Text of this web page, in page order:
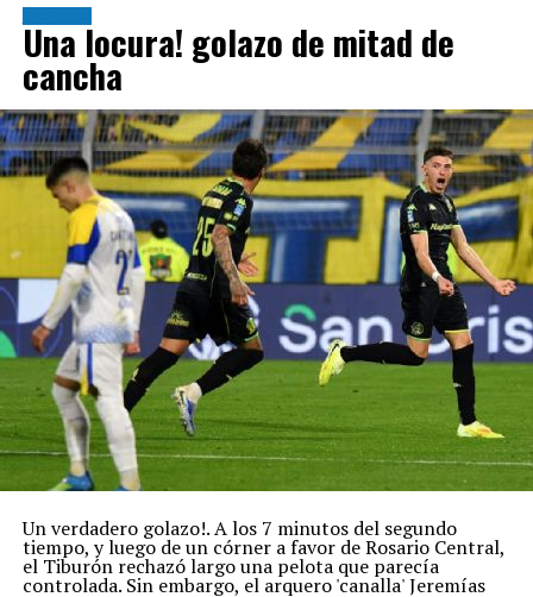
Una locura! golazo de mitad de
cancha
Un verdadero golazo!. A los 7 minutos del segundo
tiempo, y luego de un córner a favor de Rosario Central,
el Tiburón rechazó largo una pelota que parecía
controlada. Sin embargo, el arquero 'canalla' Jeremías